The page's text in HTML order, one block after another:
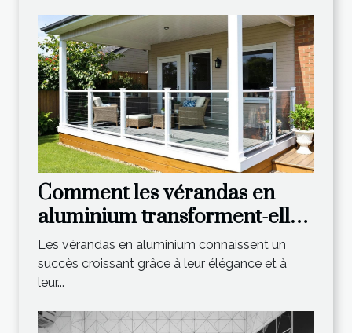
Comment les vérandas en
aluminium transforment-elles
votre espace de vie ?
Les vérandas en aluminium connaissent un
succès croissant grâce à leur élégance et à
leur...